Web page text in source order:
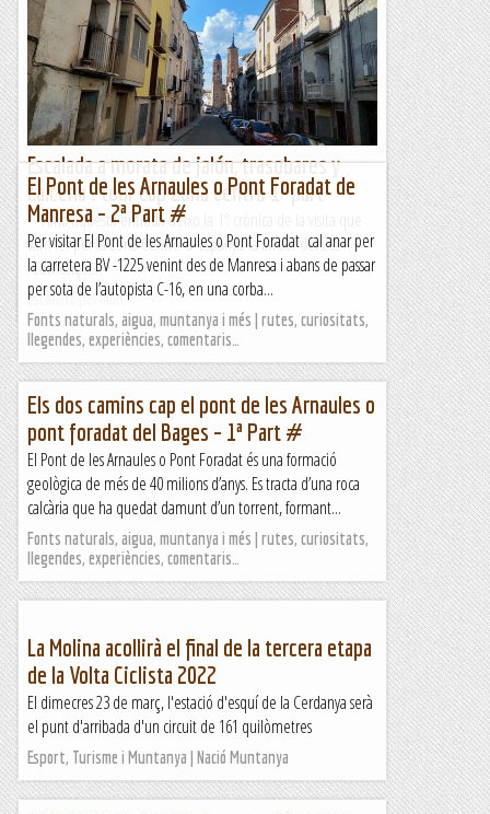
Escalada a morata de jalón, trasobares y
calcena . tour cap zona centro 1º part
Amb aquesta entrada deixo la 1º crònica de la visita que
vam fer per la Zona Centro d' Espanya la tardor del 2021.
Començo...
Escalant pel món
El Pont de les Arnaules o Pont Foradat de
Manresa – 2ª Part #
Per visitar El Pont de les Arnaules o Pont Foradat cal anar per
la carretera BV -1225 venint des de Manresa i abans de passar
per sota de l’autopista C-16, en una corba...
Fonts naturals, aigua, muntanya i més | rutes, curiositats,
llegendes, experiències, comentaris…
Els dos camins cap el pont de les Arnaules o
pont foradat del Bages – 1ª Part #
El Pont de les Arnaules o Pont Foradat és una formació
geològica de més de 40 milions d’anys. Es tracta d’una roca
calcària que ha quedat damunt d’un torrent, formant...
Fonts naturals, aigua, muntanya i més | rutes, curiositats,
llegendes, experiències, comentaris…
La Molina acollirà el final de la tercera etapa
de la Volta Ciclista 2022
El dimecres 23 de març, l'estació d'esquí de la Cerdanya serà
el punt d'arribada d'un circuit de 161 quilòmetres
Esport, Turisme i Muntanya | Nació Muntanya